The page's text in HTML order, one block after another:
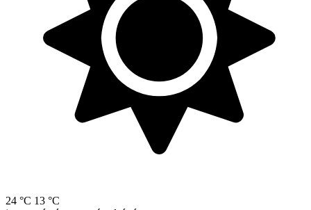
24 °C 13 °C